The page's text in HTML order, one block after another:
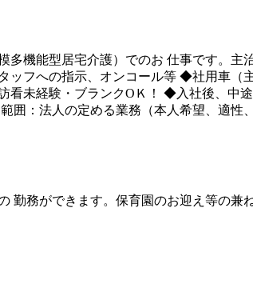
能型居宅介護）でのお 仕事です。主
フへの指示、オンコール等 ◆社用車（
未経験・ブランクОＫ！ ◆入社後、中
囲：法人の定める業務（本人希望、適性
勤務ができます。保育園のお迎え等の